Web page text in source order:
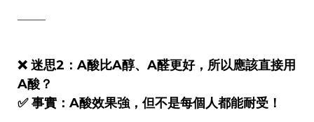
────
❌ 迷思2：A酸比A醇、A醛更好，所以應該直接用
A酸？
✅ 事實：A酸效果強，但不是每個人都能耐受！